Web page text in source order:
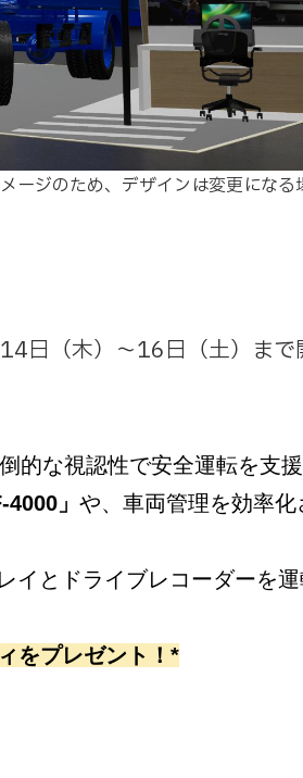
になる場合があ
日（木）～16日（土）まで
的な視認性で安全運転を支
4000」 や、車両管理を効率
イとドライブレコーダーを
をプレゼント！*